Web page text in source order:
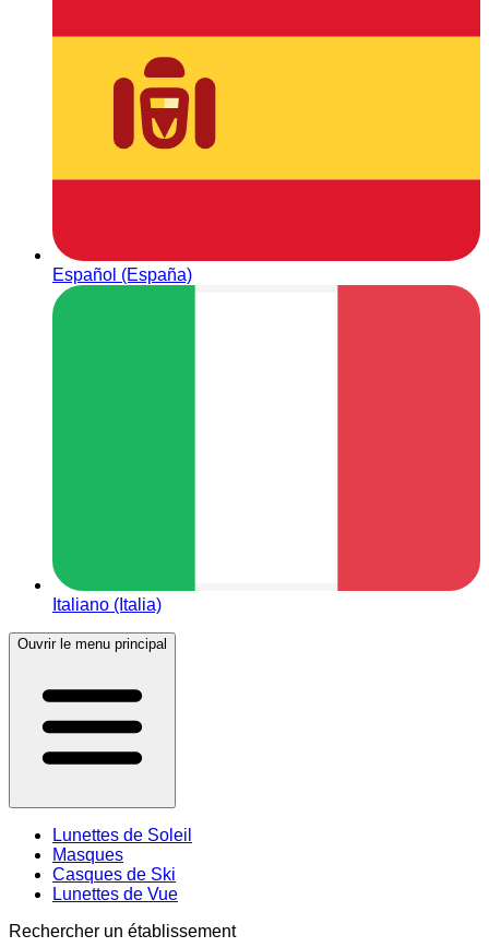
Español (España)
Italiano (Italia)
Ouvrir le menu principal
Lunettes de Soleil
Masques
Casques de Ski
Lunettes de Vue
Rechercher un établissement